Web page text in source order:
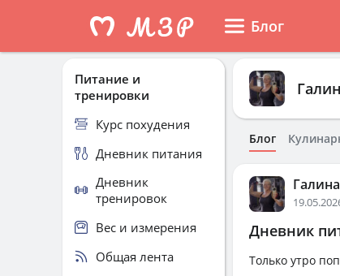
Блог
Блог
Дневник
Только утро
Питание и
тренировки
Курс похудения
Дневник питания
Дневник
тренировок
Вес и измерения
Общая лента